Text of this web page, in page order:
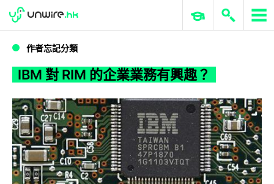
IBM 對 RIM 的企業業務有興趣？
WWDC 2026 ERP 與商業 AI
作者忘記分類
IBM 對 RIM 的企業業務有興趣？